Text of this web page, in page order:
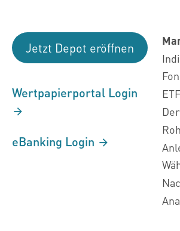
Jetzt Depot eröffnen
Wertpapierportal Login
eBanking Login
ETF